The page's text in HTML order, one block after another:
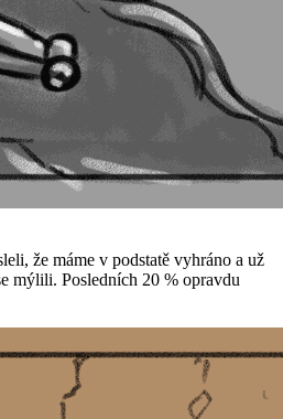
že máme v podstatě vyhráno a už
mýlili. Posledních 20 % opravdu